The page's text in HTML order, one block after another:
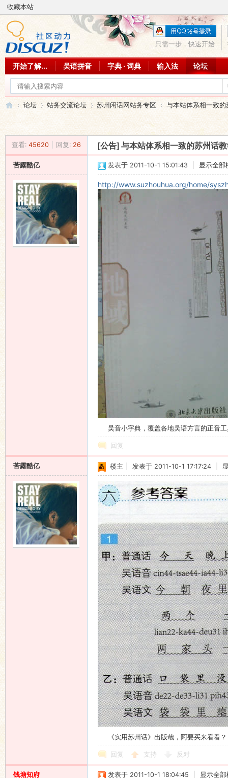
收藏本站
只需一步，快速开始
开始了解... 吴语拼音 字典 · 词典 输入法 论坛
会
»
论坛
›
站务交流论坛 苏州闲话网站务专区
›
与本站体系相一致
查看: 45620 回复: 26 [公告] 与本站体系相一致的苏州话
苦露酷亿 发表于 2011-10-1 15:01:43 显示全部
http://www.suzhouhua.org/home/
吴音小字典，覆盖各地吴语方言的正音
回复
苦露酷亿 楼主 发表于 2011-10-1 17:17:24
《实用苏州话》出版哉，阿要买来看看？
回复 支持 反对
钱塘知府 发表于 2011-10-1 18:04:45 显示全部